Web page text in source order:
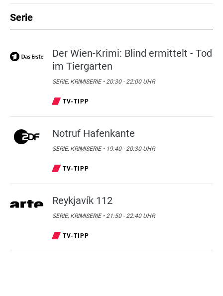
Serie
Der Wien-Krimi: Blind ermittelt - Tod
im Tiergarten
SERIE, KRIMISERIE • 20:30 - 22:00 UHR
TV-TIPP
Notruf Hafenkante
SERIE, KRIMISERIE • 19:40 - 20:30 UHR
TV-TIPP
Reykjavík 112
SERIE, KRIMISERIE • 21:50 - 22:40 UHR
TV-TIPP